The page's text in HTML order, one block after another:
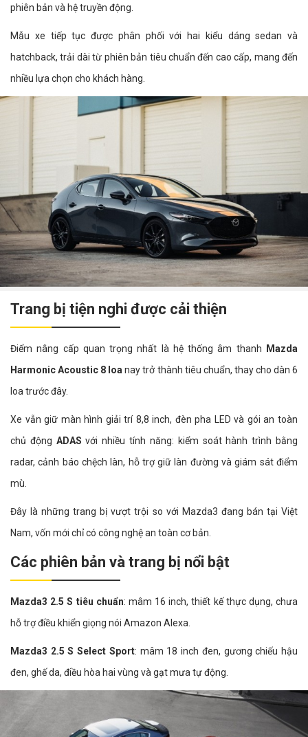
phiên bản và hệ truyền động.
Mẫu xe tiếp tục được phân phối với hai kiểu dáng sedan và
hatchback, trải dài từ phiên bản tiêu chuẩn đến cao cấp, mang đến
nhiều lựa chọn cho khách hàng.
Trang bị tiện nghi được cải thiện
Điểm nâng cấp quan trọng nhất là hệ thống âm thanh
Mazda
Harmonic Acoustic 8 loa nay trở thành tiêu chuẩn, thay cho dàn 6
loa trước đây.
Xe vẫn giữ màn hình giải trí 8,8 inch, đèn pha LED và gói an toàn
chủ động ADAS với nhiều tính năng: kiểm soát hành trình bằng
radar, cảnh báo chệch làn, hỗ trợ giữ làn đường và giám sát điểm
mù.
Đây là những trang bị vượt trội so với Mazda3 đang bán tại Việt
Nam, vốn mới chỉ có công nghệ an toàn cơ bản.
Các phiên bản và trang bị nổi bật
Mazda3 2.5 S tiêu chuẩn: mâm 16 inch, thiết kế thực dụng, chưa
hỗ trợ điều khiển giọng nói Amazon Alexa.
Mazda3 2.5 S Select Sport: mâm 18 inch đen, gương chiếu hậu
đen, ghế da, điều hòa hai vùng và gạt mưa tự động.